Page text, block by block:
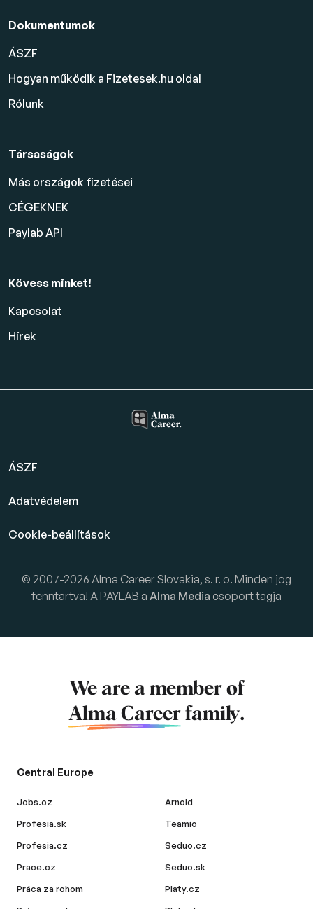
Dokumentumok
ÁSZF
Hogyan működik a Fizetesek.hu oldal
Rólunk
Társaságok
Más országok fizetései
CÉGEKNEK
Paylab API
Kövess minket!
Kapcsolat
Hírek
ÁSZF
Adatvédelem
Cookie-beállítások
© 2007-2026 Alma Career Slovakia, s. r. o. Minden jog
fenntartva! A PAYLAB a Alma Media csoport tagja
We are a member of
Alma Career family.
Central Europe
Jobs.cz
Profesia.sk
Profesia.cz
Prace.cz
Práca za rohom
Arnold
Teamio
Seduo.cz
Seduo.sk
Platy.cz